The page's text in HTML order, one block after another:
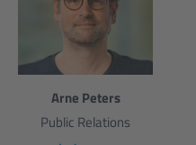
Arne Peters
Public Relations